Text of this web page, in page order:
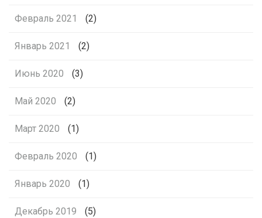
Февраль 2021 (2)
Январь 2021 (2)
Июнь 2020 (3)
Май 2020 (2)
Март 2020 (1)
Февраль 2020 (1)
Январь 2020 (1)
Декабрь 2019 (5)